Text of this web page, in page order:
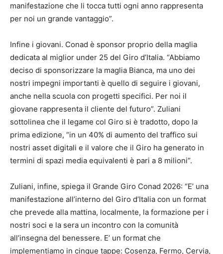
manifestazione che li tocca tutti ogni anno rappresenta
per noi un grande vantaggio”.
Infine i giovani. Conad è sponsor proprio della maglia
dedicata al miglior under 25 del Giro d’Italia. “Abbiamo
deciso di sponsorizzare la maglia Bianca, ma uno dei
nostri impegni importanti è quello di seguire i giovani,
anche nella scuola con progetti specifici. Per noi il
giovane rappresenta il cliente del futuro”. Zuliani
sottolinea che il legame col Giro si è tradotto, dopo la
prima edizione, “in un 40% di aumento del traffico sui
nostri asset digitali e il valore che il Giro ha generato in
termini di spazi media equivalenti è pari a 8 milioni”.
Zuliani, infine, spiega il Grande Giro Conad 2026: “E’ una
manifestazione all’interno del Giro d’Italia con un format
che prevede alla mattina, localmente, la formazione per i
nostri soci e la sera un incontro con la comunità
all’insegna del benessere. E’ un format che
implementiamo in cinque tappe: Cosenza, Fermo, Cervia,